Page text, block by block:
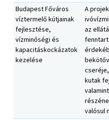
Budapest Főváros
víztermelő kútjainak
fejlesztése,
vízminőségi és
kapacitáskockázatok
kezelése
A
az
kutak
valósul